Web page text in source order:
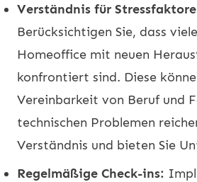
Verständnis für
Berücksichtigen Sie, dass
Homeoffice mit neuen
konfrontiert sind. Diese
Vereinbarkeit von Beruf und
technischen Problemen
Verständnis und bieten Sie
Regelmäßige Check-ins: